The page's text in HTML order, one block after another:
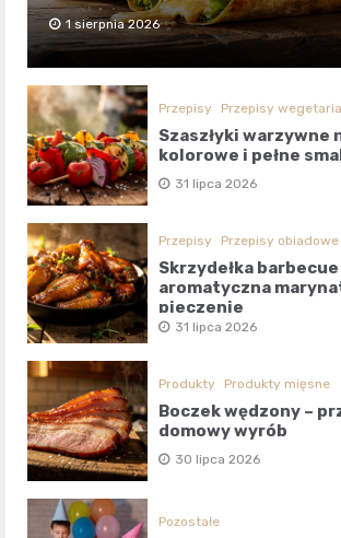
1 sierpnia 2026
Przepisy Przepisy
Szaszłyki warzywne
kolorowe i pełne
31 lipca 2026
Przepisy Przepisy obiadowe
Skrzydełka barbecue
aromatyczna
pieczenie
31 lipca 2026
Produkty Produkty mięsne
Boczek wędzony –
domowy wyrób
30 lipca 2026
Pozostałe